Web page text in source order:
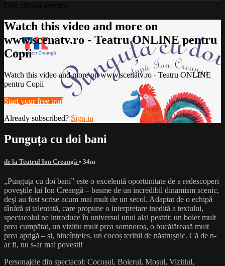
Watch this video and more on
www.scenatv.ro - Teatru ONLINE pentru
Copii
Watch this video and more on www.scenatv.ro - Teatru ONLINE
pentru Copii
Start your free trial
Already subscribed? Sign in
Punguța cu doi bani
de la Teatrul Ion Creangă • 34m
„Punguța cu doi bani” este o excelentă oportunitate de a redescoperi
poveştile lui Ion Creangă – basme de un incredibil dinamism scenic,
deşi au fost scrise acum mai mult de un secol. Adaptat de o echipă
tânără și talentată, care propune o interpretare inedită a textului,
spectacolul ne introduce în universul unui alai pestriț: un boier mult
prea cumpătat, un vizitiu mult prea somnoros, o bucătăreasă mult
prea aprigă – și, bineînțeles, un cocoș teribil de năstrușnic. Că de n-
ar fi, nu s-ar mai povesti!
Personajele din spectacol: Cocoșul, Boierul, Moșul, Vizitiul,